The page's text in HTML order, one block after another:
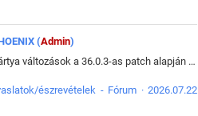
(Admin)
Kártya változások a 36.0.3-as patch alapján frissítve az adatbázisban (képek is cserélve).
észrevételek - Fórum · 2026.07.22